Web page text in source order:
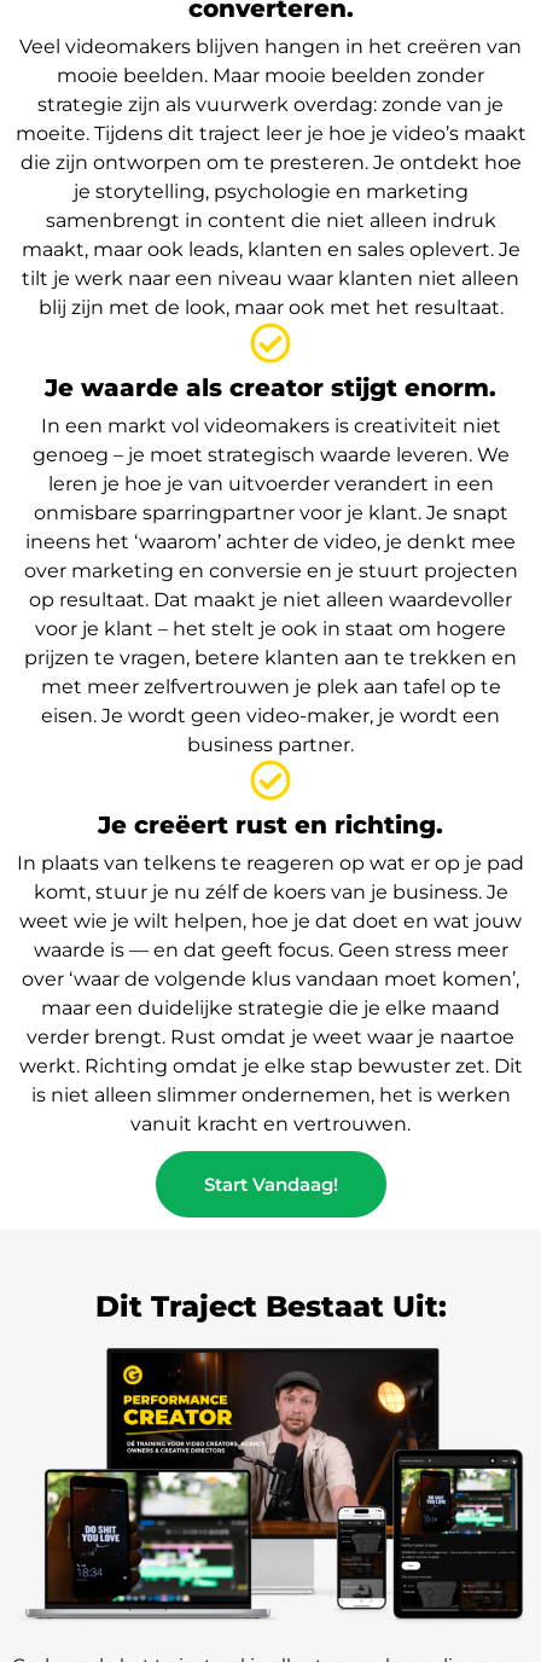
converteren.
Veel videomakers blijven hangen in het creëren van
mooie beelden. Maar mooie beelden zonder
strategie zijn als vuurwerk overdag: zonde van je
moeite. Tijdens dit traject leer je hoe je video’s maakt
die zijn ontworpen om te presteren. Je ontdekt hoe
je storytelling, psychologie en marketing
samenbrengt in content die niet alleen indruk
maakt, maar ook leads, klanten en sales oplevert. Je
tilt je werk naar een niveau waar klanten niet alleen
blij zijn met de look, maar ook met het resultaat.
Je waarde als creator stijgt enorm.
In een markt vol videomakers is creativiteit niet
genoeg – je moet strategisch waarde leveren. We
leren je hoe je van uitvoerder verandert in een
onmisbare sparringpartner voor je klant. Je snapt
ineens het ‘waarom’ achter de video, je denkt mee
over marketing en conversie en je stuurt projecten
op resultaat. Dat maakt je niet alleen waardevoller
voor je klant – het stelt je ook in staat om hogere
prijzen te vragen, betere klanten aan te trekken en
met meer zelfvertrouwen je plek aan tafel op te
eisen. Je wordt geen video-maker, je wordt een
business partner.
Je creëert rust en richting.
In plaats van telkens te reageren op wat er op je pad
komt, stuur je nu zélf de koers van je business. Je
weet wie je wilt helpen, hoe je dat doet en wat jouw
waarde is — en dat geeft focus. Geen stress meer
over ‘waar de volgende klus vandaan moet komen’,
maar een duidelijke strategie die je elke maand
verder brengt. Rust omdat je weet waar je naartoe
werkt. Richting omdat je elke stap bewuster zet. Dit
is niet alleen slimmer ondernemen, het is werken
vanuit kracht en vertrouwen.
Start Vandaag!
Dit Traject Bestaat Uit: